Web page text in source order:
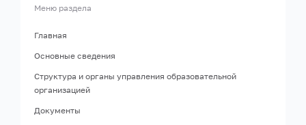
Меню раздела
Главная
Основные сведения
Структура и органы управления образовательной
организацией
Документы